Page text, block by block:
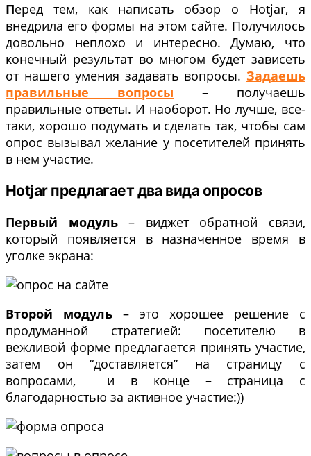
Перед тем, как написать обзор о Hotjar, я
внедрила его формы на этом сайте. Получилось
довольно неплохо и интересно. Думаю, что
конечный результат во многом будет зависеть
от нашего умения задавать вопросы. Задаешь
правильные вопросы – получаешь
правильные ответы. И наоборот. Но лучше, все-
таки, хорошо подумать и сделать так, чтобы сам
опрос вызывал желание у посетителей принять
в нем участие.
Hotjar предлагает два вида опросов
Первый модуль– виджет обратной связи,
который появляется в назначенное время в
уголке экрана:
Второй модуль – это хорошее решение с
продуманной стратегией: посетителю в
вежливой форме предлагается принять участие,
затем он “доставляется” на страницу с
вопросами, и в конце – страница с
благодарностью за активное участие:))